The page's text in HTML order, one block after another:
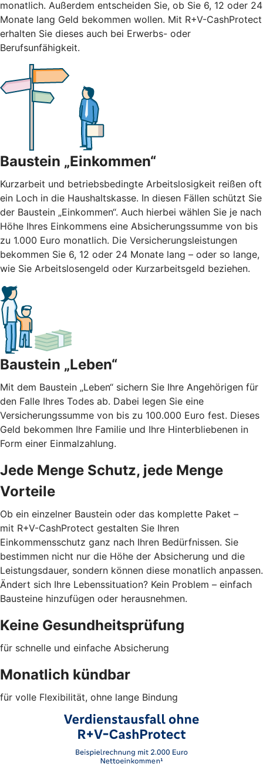
monatlich. Außerdem entscheiden Sie, ob Sie 6, 12 oder 24
Monate lang Geld bekommen wollen. Mit R+V-CashProtect
erhalten Sie dieses auch bei Erwerbs- oder
Berufsunfähigkeit.
Baustein „Einkommen“
Kurzarbeit und betriebsbedingte Arbeitslosigkeit reißen oft
ein Loch in die Haushaltskasse. In diesen Fällen schützt Sie
der Baustein „Einkommen“. Auch hierbei wählen Sie je nach
Höhe Ihres Einkommens eine Absicherungssumme von bis
zu 1.000 Euro monatlich. Die Versicherungsleistungen
bekommen Sie 6, 12 oder 24 Monate lang – oder so lange,
wie Sie Arbeitslosengeld oder Kurzarbeitsgeld beziehen.
Baustein „Leben“
Mit dem Baustein „Leben“ sichern Sie Ihre Angehörigen für
den Falle Ihres Todes ab. Dabei legen Sie eine
Versicherungssumme von bis zu 100.000 Euro fest. Dieses
Geld bekommen Ihre Familie und Ihre Hinterbliebenen in
Form einer Einmalzahlung.
Jede Menge Schutz, jede Menge
Vorteile
Ob ein einzelner Baustein oder das komplette Paket –
mit R+V-CashProtect gestalten Sie Ihren
Einkommensschutz ganz nach Ihren Bedürfnissen. Sie
bestimmen nicht nur die Höhe der Absicherung und die
Leistungsdauer, sondern können diese monatlich anpassen.
Ändert sich Ihre Lebenssituation? Kein Problem – einfach
Bausteine hinzufügen oder herausnehmen.
Keine Gesundheitsprüfung
für schnelle und einfache Absicherung
Monatlich kündbar
für volle Flexibilität, ohne lange Bindung